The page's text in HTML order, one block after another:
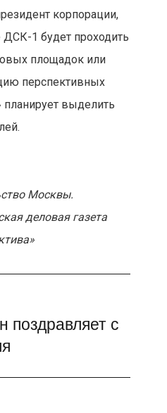
корпорации,
ДСК-1 будет проходить
площадок или
перспективных
выделить
Москвы.
деловая газета
поздравляет с